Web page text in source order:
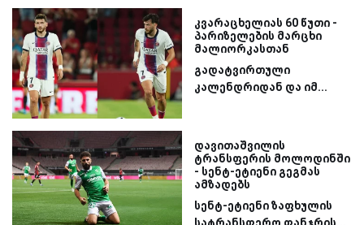
კვარაცხელიას 60 წუთი -
პარიზელების მარცხი
მალიორკასთან
გადატვირთული
კალენდრიდან და იმ...
დავითაშვილის
ტრანსფერის მოლოდინში
- სენტ-ეტიენი გეგმას
ამზადებს
სენტ-ეტიენი ზაფხულის
სატრანსფერო ფანჯრის...